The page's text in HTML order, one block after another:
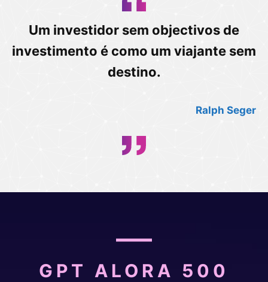
Um investidor sem objectivos de
investimento é como um viajante sem
destino.
Ralph Seger
GPT ALORA 500